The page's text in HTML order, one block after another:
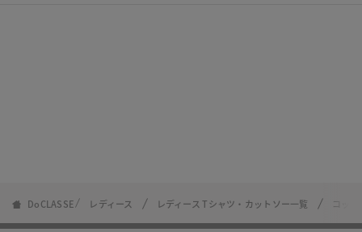
DoCLASSE レディース レディース Tシャツ・カットソー一覧 コッ